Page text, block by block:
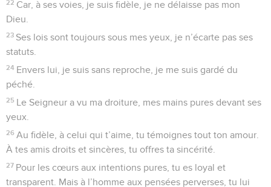
Devant l’éclat de sa présence, s’allument de brillants
éclairs, Ses nuées viennent et déferlent, lançant grêle et
gerbes de feu.
14 Au ciel, déchaînant la tempête, la foudre de Dieu retentit,
La voix du Dieu très-haut résonne parmi la grêle et dans le
feu.
15 Soudain, il décoche ses flèches pour disperser mes
ennemis. Au milieu d’un terrible orage, l’ennemi fuit de tous
côtés.
16 Alors, les fonds des eaux paraissent, ceux de la terre sont
à nu, Seigneur, à ta voix menaçante, au souffle de ton
ouragan.